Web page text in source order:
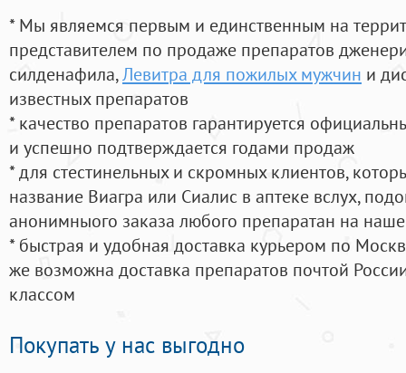
* Мы являемся первым и единственным на
представителем по продаже препаратов
силденафила,Левитра для пожилых мужчин и
известных препаратов
* качество препаратов гарантируется
и успешно подтверждается годами продаж
* для стестинельных и скромных клиентов,
название Виагра или Сиалис в аптеке вслух,
анонимныого заказа любого препаратан на
* быстрая и удобная доставка курьером по
же возможна доставка препаратов почтой
классом
Покупать у нас выгодно